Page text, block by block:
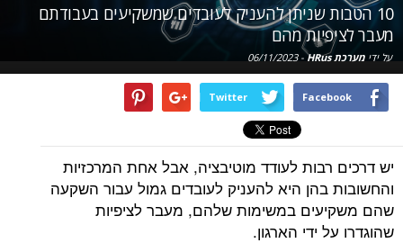
10 הטבות שניתן להעניק לעובדים שמשקיעים בעבודתם
מעבר לציפיות מהם
על ידי מערכת HRus -
06/11/2023
Facebook
Twitter
יש דרכים רבות לעודד מוטיבציה, אבל אחת המרכזיות
והחשובות בהן היא להעניק לעובדים גמול עבור השקעה
שהם משקיעים במשימות שלהם, מעבר לציפיות
שהוגדרו על ידי הארגון.